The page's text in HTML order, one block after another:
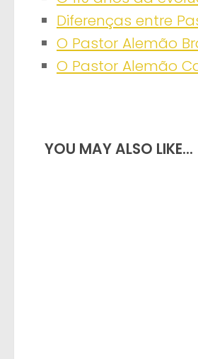
Diferenças entre
O Pastor Alemão
O Pastor Alemão
YOU MAY ALSO LIKE...